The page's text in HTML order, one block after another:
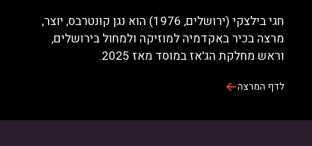
חגי בילצקי (ירושלים, 1976) הוא נגן קונטרבס, יוצר,
מרצה בכיר באקדמיה למוזיקה ולמחול בירושלים,
וראש מחלקת הג'אז במוסד מאז 2025.
לדף המרצה